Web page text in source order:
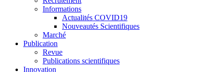
Informations
Actualités COVID19
Nouveautés Scientifiques
Marché
Publication
Revue
Publications scientifiques
Innovation